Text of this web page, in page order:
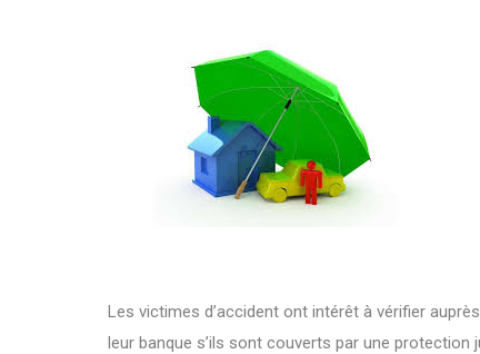
Les victimes d’accident ont intérêt à vérifier
leur banque s’ils sont couverts par une protection